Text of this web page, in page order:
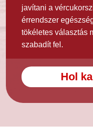
javítani a
érrendszer
tökéletes választás
szabadít fel.
Hol